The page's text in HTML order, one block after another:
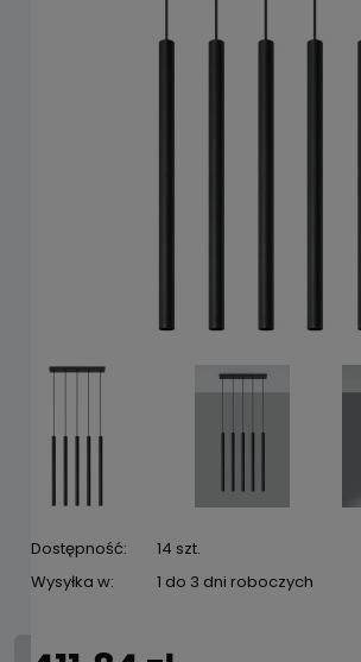
Dostępność:
14 szt.
Wysyłka w:
1 do 3 dni roboczych